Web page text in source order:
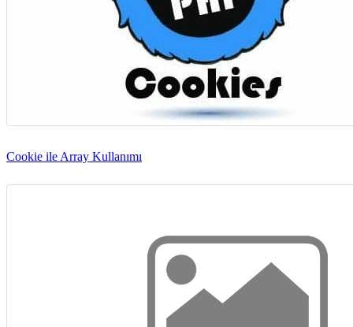
Cookie ile Array Kullanımı